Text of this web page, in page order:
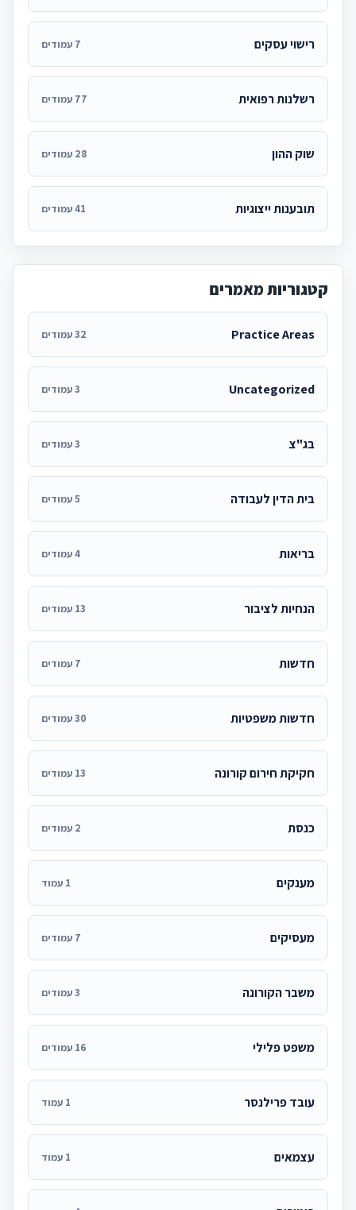
רישוי עסקים 7 עמודים
רשלנות רפואית 77 עמודים
שוק ההון 28 עמודים
תובענות ייצוגיות 41 עמודים
קטגוריות מאמרים
Practice Areas 32 עמודים
Uncategorized 3 עמודים
בג"צ 3 עמודים
בית הדין לעבודה 5 עמודים
בריאות 4 עמודים
הנחיות לציבור 13 עמודים
חדשות 7 עמודים
חדשות משפטיות 30 עמודים
חקיקת חירום קורונה 13 עמודים
כנסת 2 עמודים
מענקים 1 עמוד
מעסיקים 7 עמודים
משבר הקורונה 3 עמודים
משפט פלילי 16 עמודים
עובד פרילנסר 1 עמוד
עצמאים 1 עמוד